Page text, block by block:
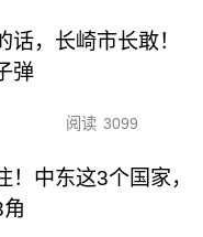
话，长崎市长敢！
弹
阅读 3099
！中东这3个国家，